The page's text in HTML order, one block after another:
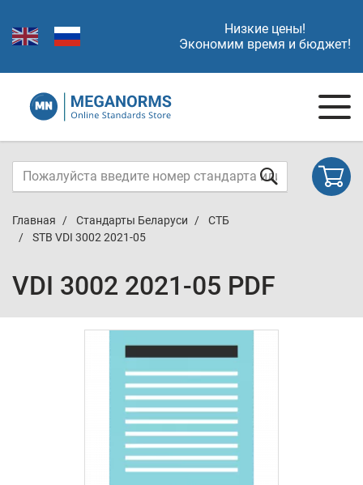
Низкие цены!
Экономим время и бюджет!
Главная Стандарты Беларуси
СТБ
STB VDI 3002 2021-05
VDI 3002 2021-05 PDF